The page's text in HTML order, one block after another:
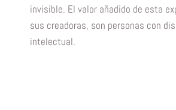
invisible. El valor añadido de esta
sus creadoras, son personas con
intelectual.